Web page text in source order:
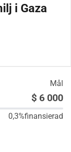
i Gaza
Mål
$ 6 000
0,3%finansierad